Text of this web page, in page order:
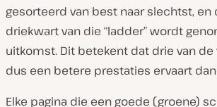
gesorteerd van best naar slechtst,
driekwart van die “ladder” wordt
uitkomst. Dit betekent dat drie van de
dus een betere prestaties ervaart
Elke pagina die een goede (groene)